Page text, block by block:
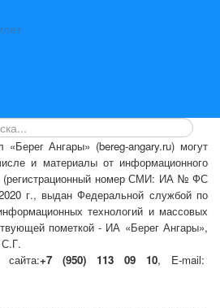
«Берег Ангары» (bereg-angary.ru) могут
и материалы от информационного
(регистрационный номер СМИ: ИА № ФС
г., выдан Федеральной службой по
технологий и массовых
пометкой - ИА «Берег Ангары»,
сайта:+7 (950) 113 09 10, E-mail: